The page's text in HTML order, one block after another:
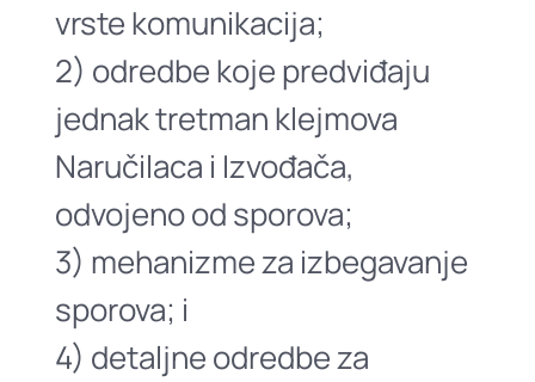
vrste komunikacija;
2) odredbe koje predviđaju
jednak tretman klejmova
Naručilaca i Izvođača,
odvojeno od sporova;
3) mehanizme za izbegavanje
sporova; i
4) detaljne odredbe za